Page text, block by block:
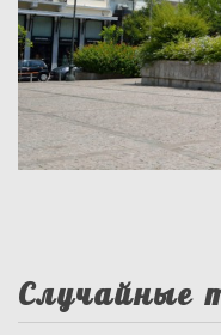
Случайные